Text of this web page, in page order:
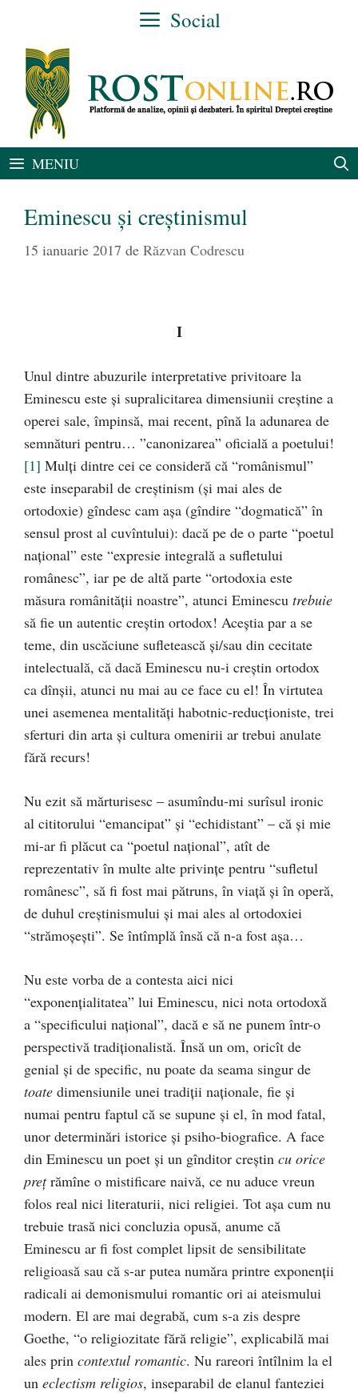
conținut
Social
MENIU
Eminescu și creștinismul
15 ianuarie 2017 de Răzvan Codrescu
I
Unul dintre abuzurile interpretative privitoare la
Eminescu este şi supralicitarea dimensiunii creştine a
operei sale, împinsă, mai recent, pînă la adunarea de
semnături pentru… ”canonizarea” oficială a poetului!
[1] Mulţi dintre cei ce consideră că “românismul”
este inseparabil de creştinism (şi mai ales de
ortodoxie) gîndesc cam aşa (gîndire “dogmatică” în
sensul prost al cuvîntului): dacă pe de o parte “poetul
naţional” este “expresie integrală a sufletului
românesc”, iar pe de altă parte “ortodoxia este
măsura românităţii noastre”, atunci Eminescu trebuie
să fie un autentic creştin ortodox! Aceştia par a se
teme, din uscăciune sufletească şi/sau din cecitate
intelectuală, că dacă Eminescu nu-i creştin ortodox
ca dînşii, atunci nu mai au ce face cu el! În virtutea
unei asemenea mentalităţi habotnic-reducţioniste, trei
sferturi din arta şi cultura omenirii ar trebui anulate
fără recurs!
Nu ezit să mărturisesc – asumîndu-mi surîsul ironic
al cititorului “emancipat” şi “echidistant” – că şi mie
mi-ar fi plăcut ca “poetul naţional”, atît de
reprezentativ în multe alte privinţe pentru “sufletul
românesc”, să fi fost mai pătruns, în viaţă şi în operă,
de duhul creştinismului şi mai ales al ortodoxiei
“strămoşeşti”. Se întîmplă însă că n-a fost aşa…
Nu este vorba de a contesta aici nici
“exponenţialitatea” lui Eminescu, nici nota ortodoxă
a “specificului naţional”, dacă e să ne punem într-o
perspectivă tradiţionalistă. Însă un om, oricît de
genial şi de specific, nu poate da seama singur de
toate dimensiunile unei tradiţii naţionale, fie şi
numai pentru faptul că se supune şi el, în mod fatal,
unor determinări istorice şi psiho-biografice. A face
din Eminescu un poet şi un gînditor creştin cu orice
preţrămîne o mistificare naivă, ce nu aduce vreun
folos real nici literaturii, nici religiei. Tot aşa cum nu
trebuie trasă nici concluzia opusă, anume că
Eminescu ar fi fost complet lipsit de sensibilitate
religioasă sau că s-ar putea număra printre exponenţii
radicali ai demonismului romantic ori ai ateismului
modern. El are mai degrabă, cum s-a zis despre
Goethe, “o religiozitate fără religie”, explicabilă mai
ales prin contextul romantic. Nu rareori întîlnim la el
un eclectism religios, inseparabil de elanul fanteziei